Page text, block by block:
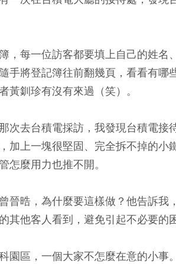
，每一位訪客都要填上自己的姓名
手將登記簿往前翻幾頁，看看有哪
釧珍有沒有來過（笑）。
次去台積電採訪， 我發現台積電接
加上一塊很堅固、完全拆不掉的小
麼用力也推不開。
晉晧，為什麼要這樣做？他告訴我
他客人看到，避免引起不必要的困
園區，一個大家不怎麼在意的小事